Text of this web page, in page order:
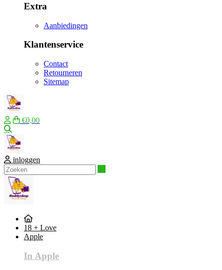
Extra
Aanbiedingen
Klantenservice
Contact
Retourneren
Sitemap
€0,00
inloggen
18 + Love
Apple
In Apple